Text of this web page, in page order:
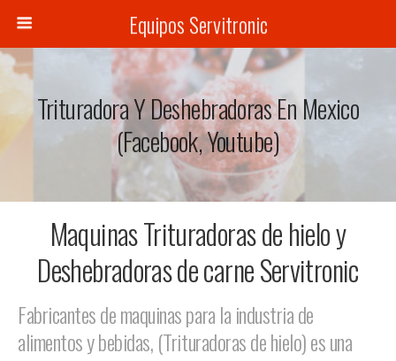
Equipos Servitronic
Trituradora Y Deshebradoras En Mexico
(Facebook, Youtube)
Maquinas Trituradoras de hielo y
Deshebradoras de carne Servitronic
Fabricantes de maquinas para la industria de
alimentos y bebidas, (Trituradoras de hielo) es una